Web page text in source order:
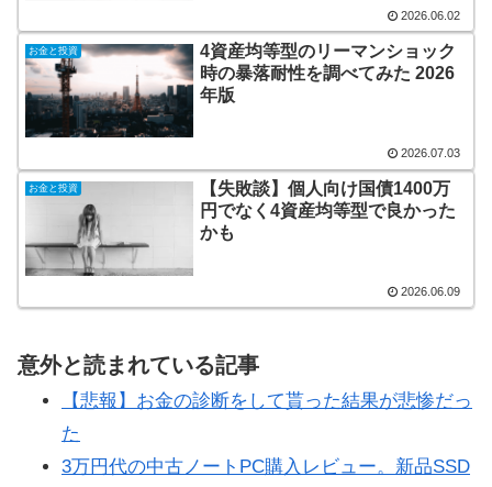
2026.06.02
お金と投資
4資産均等型のリーマンショック
時の暴落耐性を調べてみた 2026
年版
2026.07.03
お金と投資
【失敗談】個人向け国債1400万
円でなく4資産均等型で良かった
かも
2026.06.09
意外と読まれている記事
【悲報】お金の診断をして貰った結果が悲惨だっ
た
3万円代の中古ノートPC購入レビュー。新品SSD